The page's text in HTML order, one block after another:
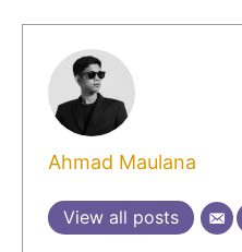
Ahmad Maulana
View all posts